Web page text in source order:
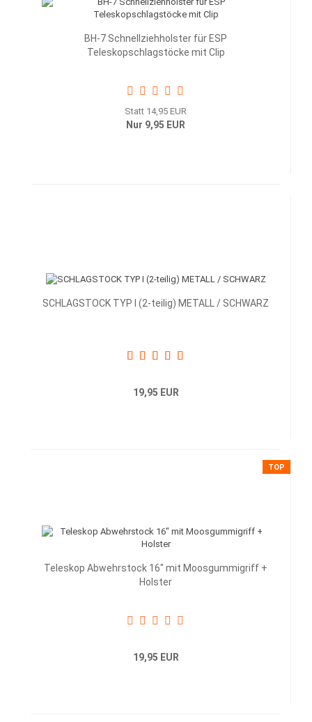
BH-7 Schnellziehholster für ESP
Teleskopschlagstöcke mit Clip
Statt 14,95 EUR
Nur 9,95 EUR
SCHLAGSTOCK TYP I (2-teilig) METALL / SCHWARZ
19,95 EUR
TOP
Teleskop Abwehrstock 16" mit Moosgummigriff +
Holster
19,95 EUR